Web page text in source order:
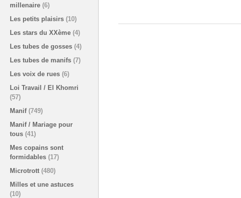
millenaire (6)
Les petits plaisirs (10)
Les stars du XXème (4)
Les tubes de gosses (4)
Les tubes de manifs (7)
Les voix de rues (6)
Loi Travail / El Khomri
(57)
Manif (749)
Manif / Mariage pour
tous (41)
Mes copains sont
formidables (17)
Microtrott (480)
Milles et une astuces
(10)